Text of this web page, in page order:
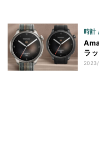
時計
ラ